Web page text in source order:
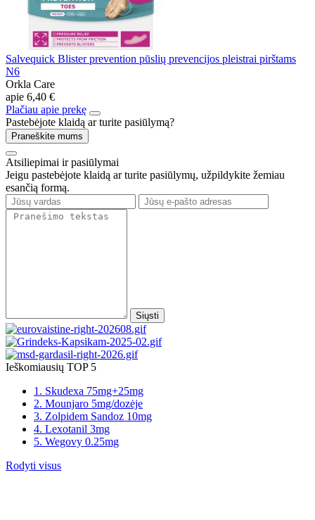
Salvequick Blister prevention pūslių prevencijos pleistrai pirštams
N6
Orkla Care
apie 6,40 €
Plačiau apie prekę
Pastebėjote klaidą ar turite pasiūlymą?
Praneškite mums
Atsiliepimai ir pasiūlymai
Jeigu pastebėjote klaidą ar turite pasiūlymų, užpildykite žemiau
esančią formą.
Siųsti
Ieškomiausių TOP 5
1. Skudexa 75mg+25mg
2. Mounjaro 5mg/dozėje
3. Zolpidem Sandoz 10mg
4. Lexotanil 3mg
5. Wegovy 0.25mg
Rodyti visus